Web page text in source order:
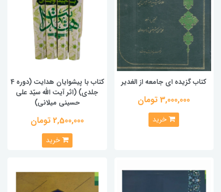
کتاب گزیده ای جامعه از الغدیر
3,000,000 تومان
خرید
کتاب با پیشوایان هدایت (دوره 4
جلدی) (اثر آیت الله سیّد علی
حسینی میلانی)
2,500,000 تومان
خرید